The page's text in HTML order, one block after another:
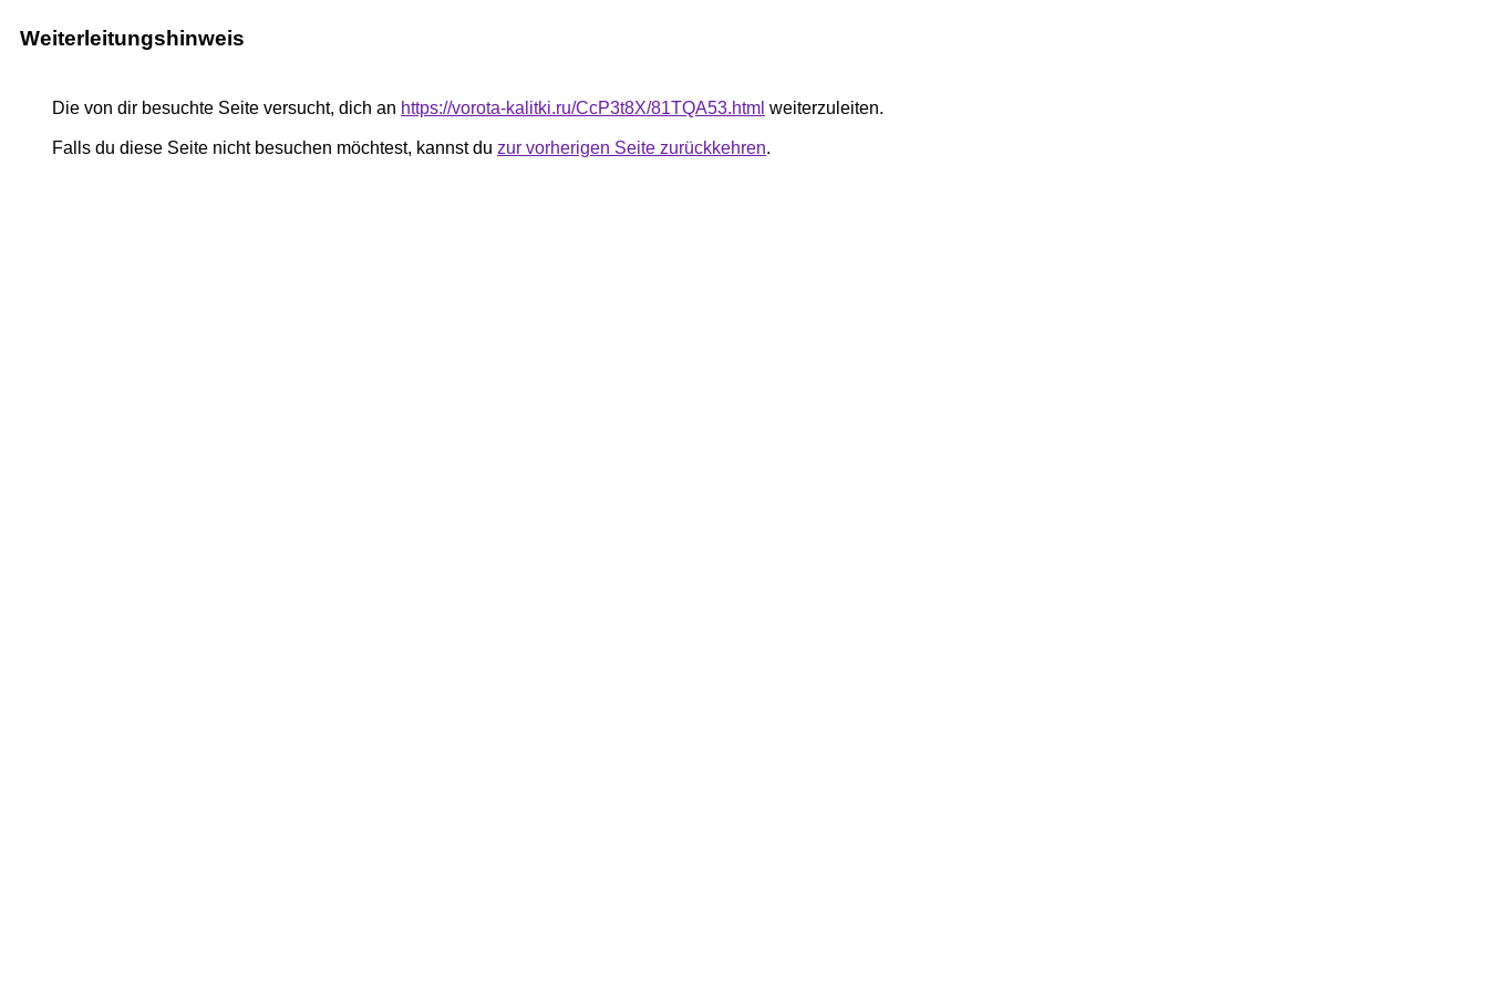
Weiterleitungshinweis
Die von dir besuchte Seite versucht, dich an https://vorota-kalitki.ru/CcP3t8X/81TQA53.html weiterzuleiten.
Falls du diese Seite nicht besuchen möchtest, kannst du zur vorherigen Seite zurückkehren.